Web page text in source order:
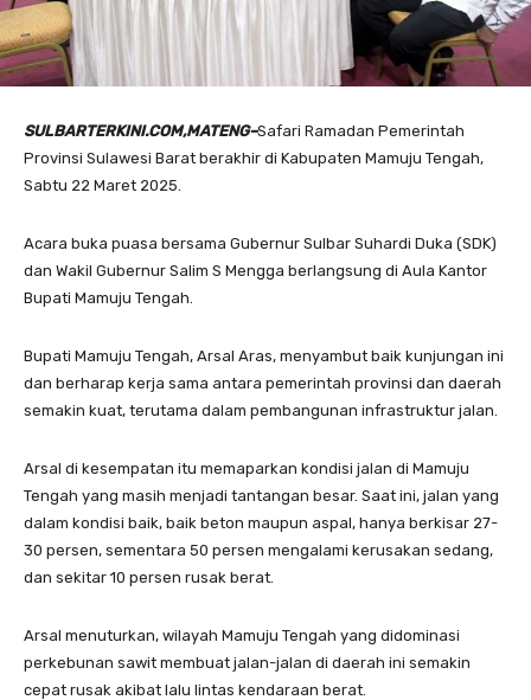
SULBARTERKINI.COM,MATENG–Safari Ramadan Pemerintah
Provinsi Sulawesi Barat berakhir di Kabupaten Mamuju Tengah,
Sabtu 22 Maret 2025.
Acara buka puasa bersama Gubernur Sulbar Suhardi Duka (SDK)
dan Wakil Gubernur Salim S Mengga berlangsung di Aula Kantor
Bupati Mamuju Tengah.
Bupati Mamuju Tengah, Arsal Aras, menyambut baik kunjungan ini
dan berharap kerja sama antara pemerintah provinsi dan daerah
semakin kuat, terutama dalam pembangunan infrastruktur jalan.
Arsal di kesempatan itu memaparkan kondisi jalan di Mamuju
Tengah yang masih menjadi tantangan besar. Saat ini, jalan yang
dalam kondisi baik, baik beton maupun aspal, hanya berkisar 27-
30 persen, sementara 50 persen mengalami kerusakan sedang,
dan sekitar 10 persen rusak berat.
Arsal menuturkan, wilayah Mamuju Tengah yang didominasi
perkebunan sawit membuat jalan-jalan di daerah ini semakin
cepat rusak akibat lalu lintas kendaraan berat.